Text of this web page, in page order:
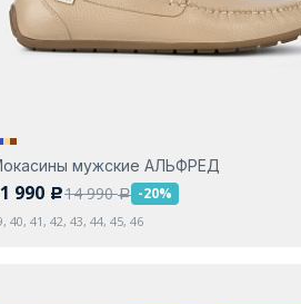
мужские АЛЬФРЕД
990 c14 990a -20%
40, 41, 42, 43, 44, 45, 46